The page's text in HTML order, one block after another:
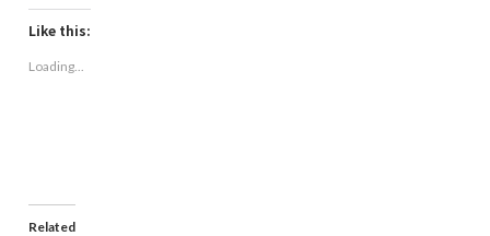
Facebook
(Opens
in
window)
Like this:
Loading...
Related